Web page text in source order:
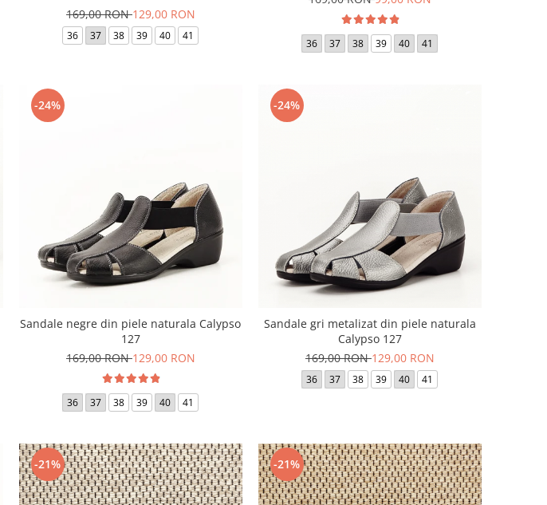
169,00 RON129,00 RON
36 37 38 39 40 41
36 37 38 39 40 41
-24%
Sandale negre din piele naturala Calypso
127
169,00 RON129,00 RON
36 37 38 39 40 41
-24%
Sandale gri metalizat din piele naturala
Calypso 127
169,00 RON129,00 RON
36 37 38 39 40 41
-21% -21%